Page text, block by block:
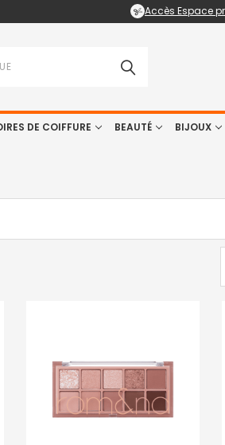
Accès Espace
DE COIFFURE BEAUTÉ BIJOUX